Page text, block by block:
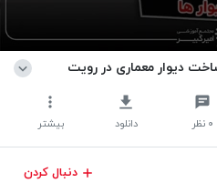
۰ نظر دانلود بیشتر
دنبال کردن